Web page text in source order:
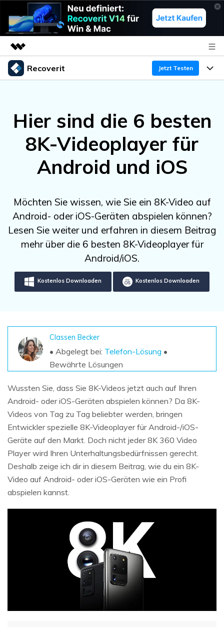
Top-Produkte
Überblick
Lösungen
Über uns
Presseraum
Recoverit Jetzt Testen
Recoverit für Windows
Ein führendes Tool zur Datenrettung für Windows
Kostenlos Testen
Recoverit für Mac
KI
Unbegrenzte Daten vom Mac-System
Kostenlos Testen
Kostenlos Testen
Weitere Produkte
Repairit - Datenreparatur
UBackit - Datensicherung
Funktionen
Wiederherstellung von Laufwerken
Gel?schte Medien wiederherstellen
Exklusive Wiederherstellungsl?sungen Neu
Datenverlust-Szenarien
ALLE FUNKTIONEN ENTDECKEN
Ressourcen
Warum Recoverit
Kundengeschichten
Aktuelles Thema
DOWNLOAD Sign In
Hier sind die 6 besten
8K-Videoplayer für
Android und iOS
Möchten Sie wissen, wie Sie ein 8K-Video auf
Android- oder iOS-Geräten abspielen können?
Lesen Sie weiter und erfahren in diesem Beitrag
mehr über die 6 besten 8K-Videoplayer für
Android/iOS.
Kostenlos Downloaden Kostenlos Downloaden
Classen Becker
• Abgelegt bei: Telefon-Lösung •
Bewährte Lösungen
Wussten Sie, dass Sie 8K-Videos jetzt auch auf Ihren
Android- oder iOS-Geräten abspielen können? Da 8K-
Videos von Tag zu Tag beliebter werden, bringen
Entwickler spezielle 8K-Videoplayer für Android-/iOS-
Geräte auf den Markt. Doch nicht jeder 8K 360 Video
Player wird Ihren Unterhaltungsbedürfnissen gerecht.
Deshalb zeige ich dir in diesem Beitrag, wie du ein 8K-
Video auf Android- oder iOS-Geräten wie ein Profi
abspielen kannst.